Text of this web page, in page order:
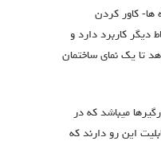
ها- کاور کردن
دیگر کاربرد دارد و
تا یک نمای ساختمان
میباشد که در
این رو دارند که